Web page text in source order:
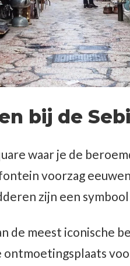
bij de
waar je de
voorzag
zijn een
de meest iconische
ontmoetingsplaats